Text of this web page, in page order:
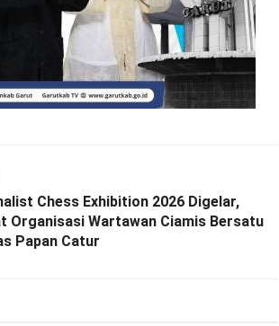
Chess Exhibition 2026 Digelar,
Organisasi Wartawan Ciamis Bersatu
Papan Catur